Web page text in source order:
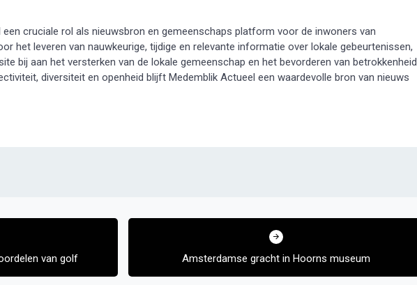
cruciale rol als nieuwsbron en gemeenschaps platform voor de inwoners van
het leveren van nauwkeurige, tijdige en relevante informatie over lokale gebeurtenissen,
bij aan het versterken van de lokale gemeenschap en het bevorderen van betrokkenheid
diversiteit en openheid blijft Medemblik Actueel een waardevolle bron van nieuws
van golf Amsterdamse gracht in Hoorns museum